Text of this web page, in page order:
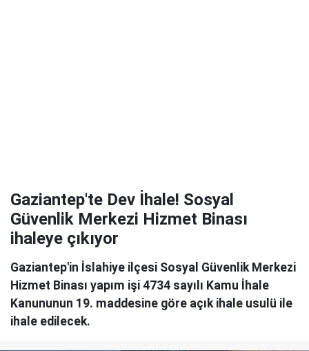
Gaziantep'te Dev İhale! Sosyal
Güvenlik Merkezi Hizmet Binası
ihaleye çıkıyor
Gaziantep'in İslahiye ilçesi Sosyal Güvenlik Merkezi
Hizmet Binası yapım işi 4734 sayılı Kamu İhale
Kanununun 19. maddesine göre açık ihale usulü ile
ihale edilecek.